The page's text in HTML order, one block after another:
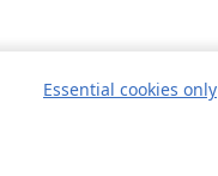
Essential cookies only